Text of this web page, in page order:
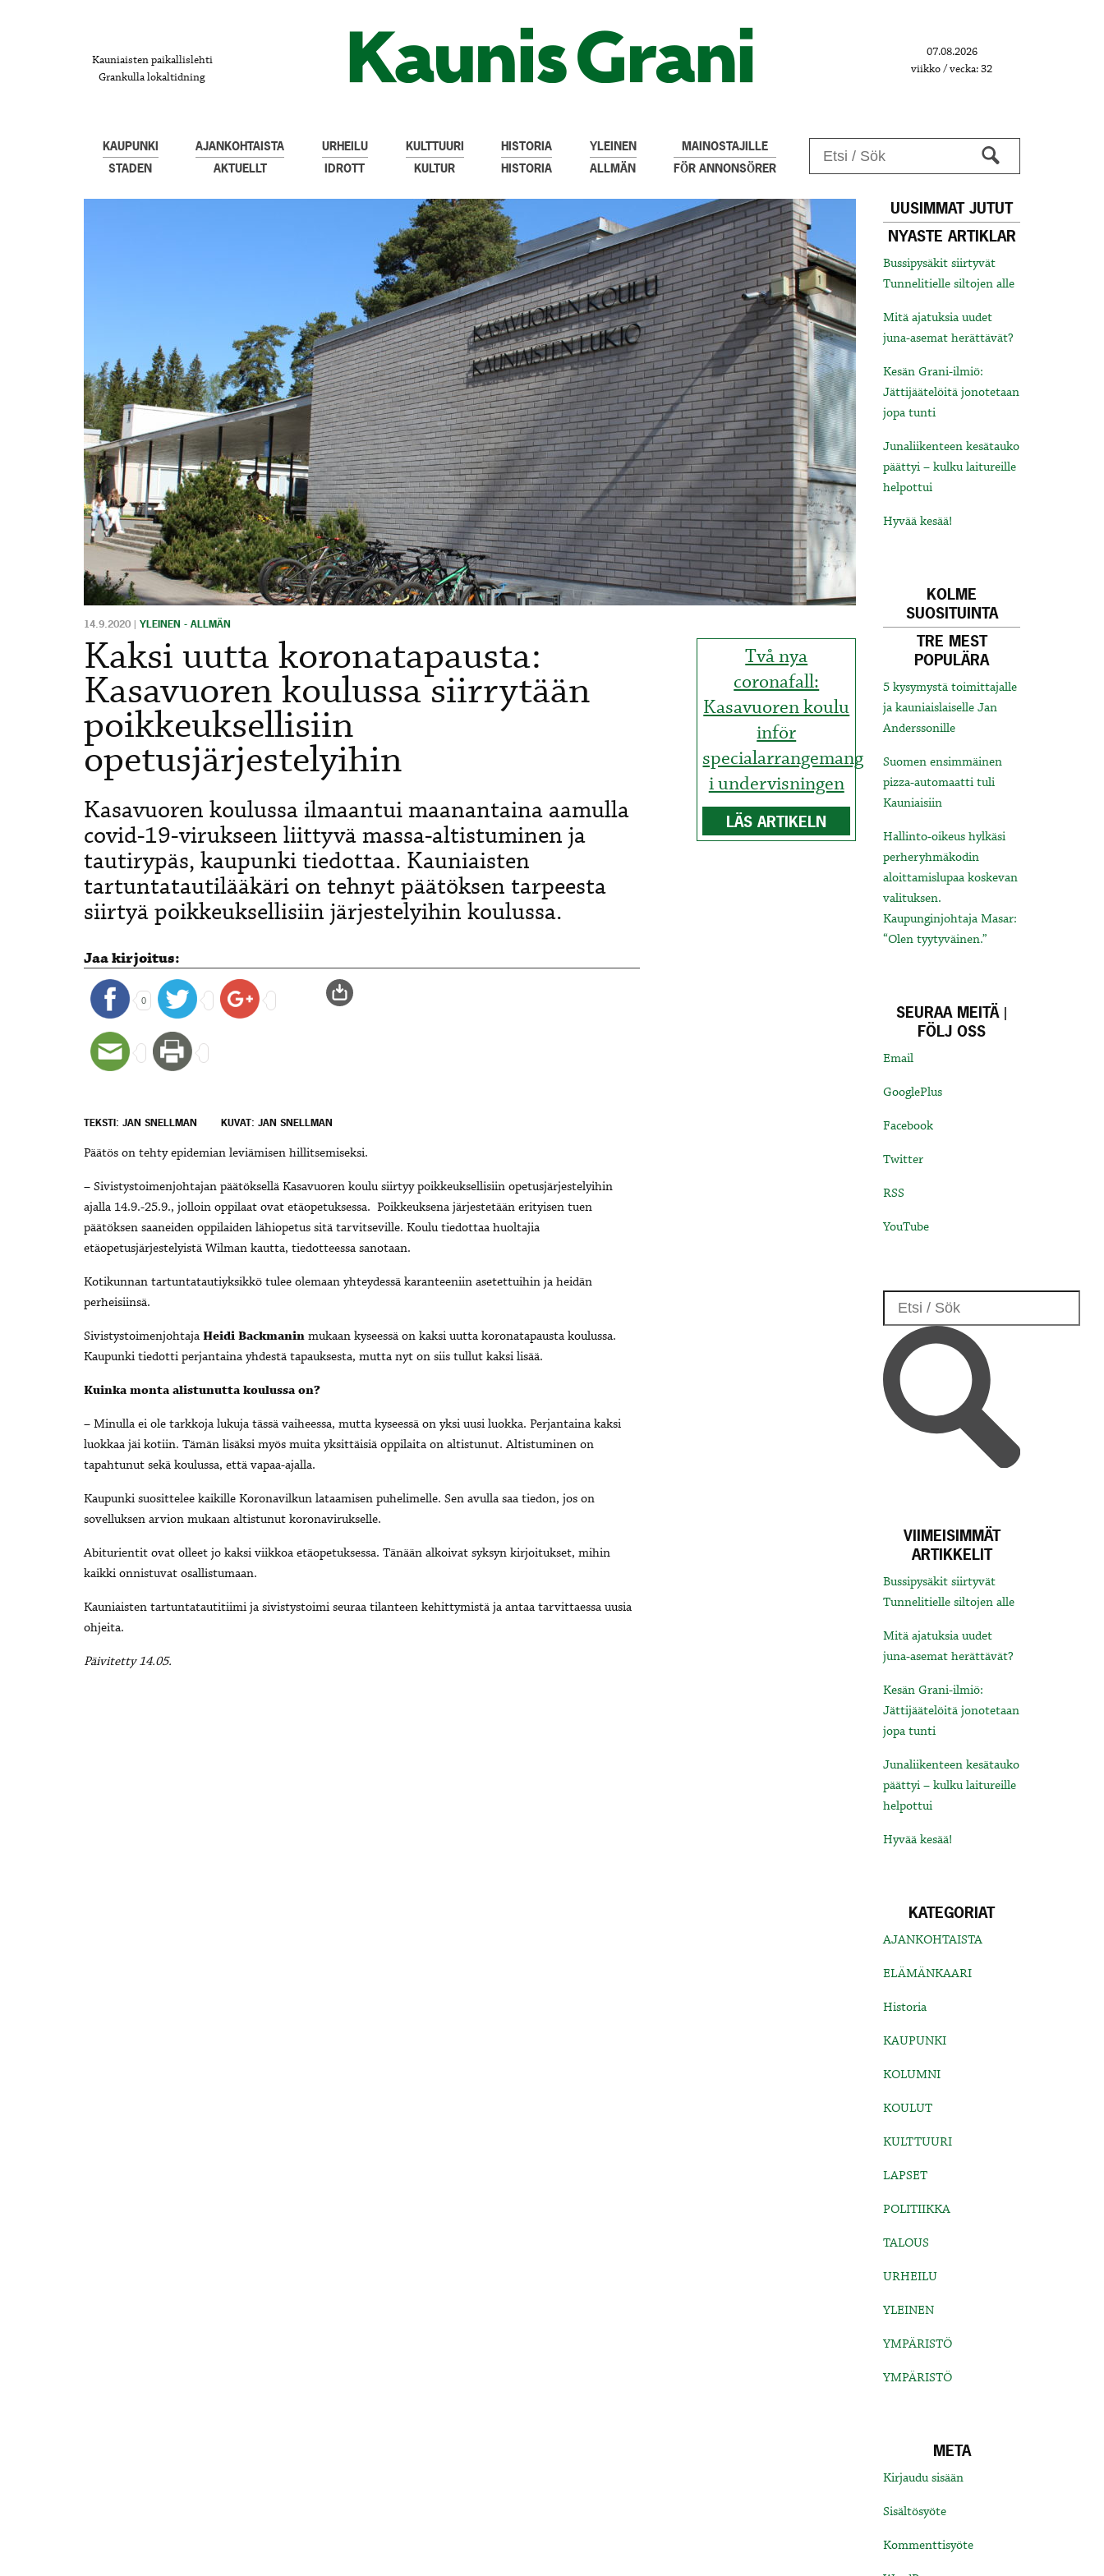
Kauniaisten paikallislehti
Grankulla lokaltidning
07.08.2026
viikko / vecka: 32
KAUPUNKI
STADEN
AJANKOHTAISTA
AKTUELLT
URHEILU
IDROTT
KULTTUURI
KULTUR
HISTORIA
HISTORIA
YLEINEN
ALLMÄN
MAINOSTAJILLE
FÖR ANNONSÖRER
Två nya
coronafall:
Kasavuoren koulu
inför
specialarrangemang
i undervisningen
LÄS ARTIKELN
14.9.2020 | YLEINEN - ALLMÄN
Kaksi uutta koronatapausta:
Kasavuoren koulussa siirrytään
poikkeuksellisiin
opetusjärjestelyihin
Kasavuoren koulussa ilmaantui maanantaina aamulla
covid-19-virukseen liittyvä massa-altistuminen ja
tautirypäs, kaupunki tiedottaa. Kauniaisten
tartuntatautilääkäri on tehnyt päätöksen tarpeesta
siirtyä poikkeuksellisiin järjestelyihin koulussa.
Jaa kirjoitus:
0
TEKSTI: JAN SNELLMAN KUVAT: JAN SNELLMAN
Päätös on tehty epidemian leviämisen hillitsemiseksi.
– Sivistystoimenjohtajan päätöksellä Kasavuoren koulu siirtyy poikkeuksellisiin opetusjärjestelyihin
ajalla 14.9.-25.9., jolloin oppilaat ovat etäopetuksessa. Poikkeuksena järjestetään erityisen tuen
päätöksen saaneiden oppilaiden lähiopetus sitä tarvitseville. Koulu tiedottaa huoltajia
etäopetusjärjestelyistä Wilman kautta, tiedotteessa sanotaan.
Kotikunnan tartuntatautiyksikkö tulee olemaan yhteydessä karanteeniin asetettuihin ja heidän
perheisiinsä.
Sivistystoimenjohtaja Heidi Backmanin mukaan kyseessä on kaksi uutta koronatapausta koulussa.
Kaupunki tiedotti perjantaina yhdestä tapauksesta, mutta nyt on siis tullut kaksi lisää.
Kuinka monta alistunutta koulussa on?
– Minulla ei ole tarkkoja lukuja tässä vaiheessa, mutta kyseessä on yksi uusi luokka. Perjantaina kaksi
luokkaa jäi kotiin. Tämän lisäksi myös muita yksittäisiä oppilaita on altistunut. Altistuminen on
tapahtunut sekä koulussa, että vapaa-ajalla.
Kaupunki suosittelee kaikille Koronavilkun lataamisen puhelimelle. Sen avulla saa tiedon, jos on
sovelluksen arvion mukaan altistunut koronavirukselle.
Abiturientit ovat olleet jo kaksi viikkoa etäopetuksessa. Tänään alkoivat syksyn kirjoitukset, mihin
kaikki onnistuvat osallistumaan.
Kauniaisten tartuntatautitiimi ja sivistystoimi seuraa tilanteen kehittymistä ja antaa tarvittaessa uusia
ohjeita.
Päivitetty 14.05.
UUSIMMAT JUTUT
NYASTE ARTIKLAR
Bussipysäkit siirtyvät
Tunnelitielle siltojen alle
Mitä ajatuksia uudet
juna-asemat herättävät?
Kesän Grani-ilmiö:
Jättijäätelöitä jonotetaan
jopa tunti
Junaliikenteen kesätauko
päättyi – kulku laitureille
helpottui
Hyvää kesää!
KOLME
SUOSITUINTA
TRE MEST
POPULÄRA
5 kysymystä toimittajalle
ja kauniaislaiselle Jan
Anderssonille
Suomen ensimmäinen
pizza-automaatti tuli
Kauniaisiin
Hallinto-oikeus hylkäsi
perheryhmäkodin
aloittamislupaa koskevan
valituksen.
Kaupunginjohtaja Masar:
“Olen tyytyväinen.”
SEURAA MEITÄ |
FÖLJ OSS
Email
GooglePlus
Facebook
Twitter
RSS
YouTube
VIIMEISIMMÄT
ARTIKKELIT
Bussipysäkit siirtyvät
Tunnelitielle siltojen alle
Mitä ajatuksia uudet
juna-asemat herättävät?
Kesän Grani-ilmiö:
Jättijäätelöitä jonotetaan
jopa tunti
Junaliikenteen kesätauko
päättyi – kulku laitureille
helpottui
Hyvää kesää!
KATEGORIAT
AJANKOHTAISTA
ELÄMÄNKAARI
Historia
KAUPUNKI
KOLUMNI
KOULUT
KULTTUURI
LAPSET
POLITIIKKA
TALOUS
URHEILU
YLEINEN
YMPÄRISTÖ
YMPÄRISTÖ
META
Kirjaudu sisään
Sisältösyöte
Kommenttisyöte